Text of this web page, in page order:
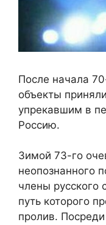
После начала
объекты
упрекавшим в
Россию.
Зимой 73-го
неопознанного
члены русского
путь которого
пролив.